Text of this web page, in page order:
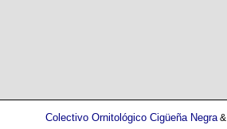
Colectivo Ornitológico Cigüeña Negra&